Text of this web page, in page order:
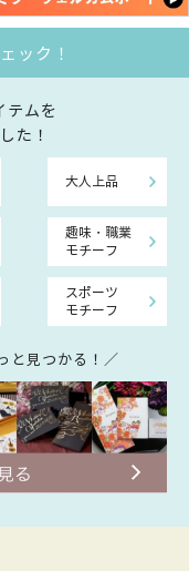
ック！
テムを
た！
大人上品
趣味・職業
モチーフ
スポーツ
モチーフ
と見つかる！／